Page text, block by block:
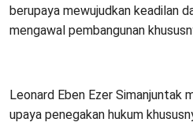
berupaya mewujudkan keadilan
mengawal pembangunan
Leonard Eben Ezer Simanjuntak
upaya penegakan hukum